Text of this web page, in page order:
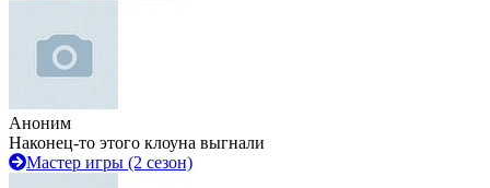
Аноним
Наконец-то этого клоуна выгнали
Мастер игры (2 сезон)